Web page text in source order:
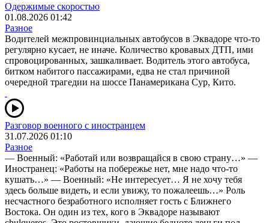
Одержимые скоростью
01.08.2026 01:42
Разное
Водителей межпровинциальных автобусов в Эквадоре что-то
регулярно кусает, не иначе. Количество кровавых ДТП, ими
спровоцированных, зашкаливает. Водитель этого автобуса,
битком набитого пассажирами, едва не стал причиной
очередной трагедии на шоссе Панамерикана Сур, Кито.
Разговор военного с иностранцем
31.07.2026 01:10
Разное
— Военный: «Работай или возвращайся в свою страну…» —
Иностранец: «Работы на побережье нет, мне надо что-то
кушать…» — Военный: «Не интересует… Я не хочу тебя
здесь больше видеть, и если увижу, то пожалеешь…» Роль
несчастного безработного исполняет гость с Ближнего
Востока. Он один из тех, кого в Эквадоре называют